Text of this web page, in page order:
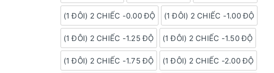
(1 ĐÔI) 2 CHIẾC -0.00 ĐỘ (1 ĐÔI) 2 CHIẾC -1.00 ĐỘ
(1 ĐÔI) 2 CHIẾC -1.25 ĐỘ (1 ĐÔI) 2 CHIẾC -1.50 ĐỘ
(1 ĐÔI) 2 CHIẾC -1.75 ĐỘ (1 ĐÔI) 2 CHIẾC -2.00 ĐỘ